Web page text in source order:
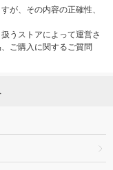
が、その内容の正確性、
うストアによって運営さ
ご購入に関するご質問